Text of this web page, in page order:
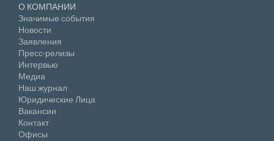
О КОМПАНИИ
Значимые события
Новости
Заявления
Пресс-релизы
Интервью
Медиа
Наш журнал
Юридические Лица
Вакансии
Контакт
Офисы